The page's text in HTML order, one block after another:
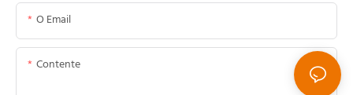
O Email
Contente